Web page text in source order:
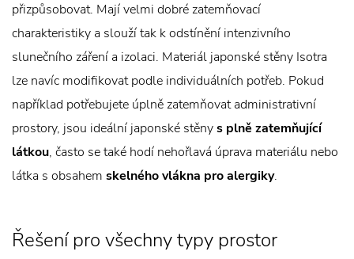
přizpůsobovat. Mají velmi dobré zatemňovací
charakteristiky a slouží tak k odstínění intenzivního
slunečního záření a izolaci. Materiál japonské stěny Isotra
lze navíc modifikovat podle individuálních potřeb. Pokud
například potřebujete úplně zatemňovat administrativní
prostory, jsou ideální japonské stěnys plně zatemňující
látkou, často se také hodí nehořlavá úprava materiálu nebo
látka s obsahem skelného vlákna pro alergiky.
Řešení pro všechny typy prostor